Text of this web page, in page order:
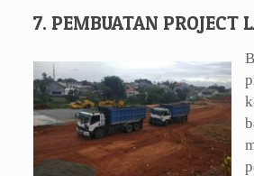
7. PEMBUATAN PROJECT